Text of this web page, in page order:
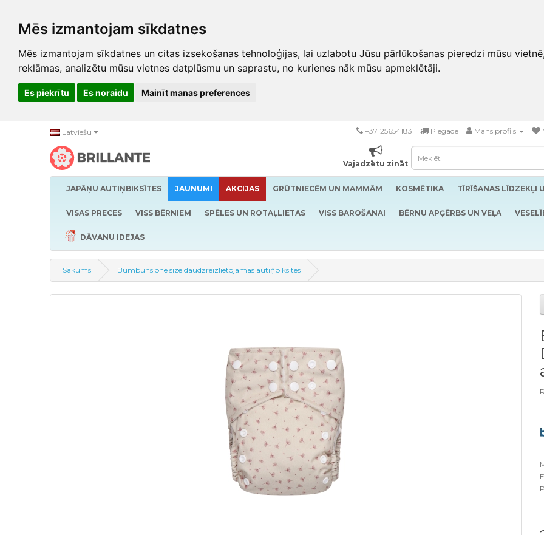
Mēs izmantojam sīkdatnes
Mēs izmantojam sīkdatnes un citas izsekošanas tehnoloģijas, lai uzlabotu Jūsu pārlūkošanas pieredzi mūsu
reklāmas, analizētu mūsu vietnes datplūsmu un saprastu, no kurienes nāk mūsu apmeklētāji.
Es piekrītu Es noraidu Mainīt manas preferences
Latviešu +37125654183 Piegāde Mans profils
Vajadzētu zināt
JAPĀŅU AUTIŅBIKSĪTES JAUNUMI AKCIJAS GRŪTNIECĒM UN MAMMĀM KOSMĒTIKA TĪRĪŠANAS LĪDZEKĻI
VISAS PRECES VISS BĒRNIEM SPĒLES UN ROTAĻLIETAS VISS BAROŠANAI BĒRNU APĢĒRBS UN VEĻA
DĀVANU IDEJAS
Sākums Bumbuns one size daudzreizlietojamās autiņbiksītes